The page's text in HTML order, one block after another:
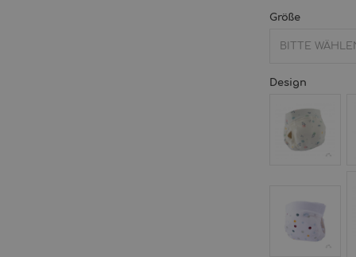
Größe
BITTE
Design
Birdy